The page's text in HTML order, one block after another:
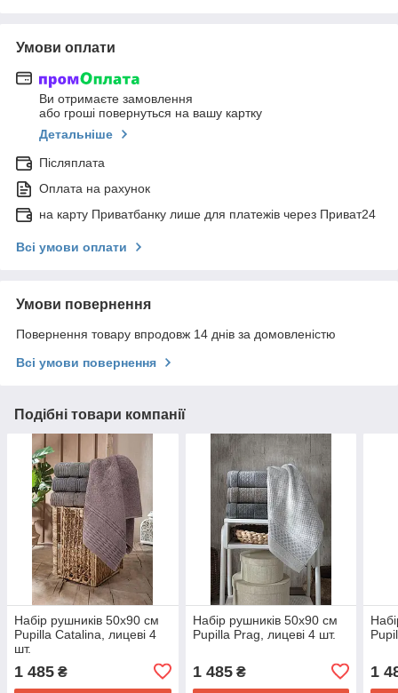
Умови оплати
Ви отримаєте замовлення
або гроші повернуться на вашу картку
Детальніше
Післяплата
Оплата на рахунок
на карту Приватбанку лише для платежів через Приват24
Всі умови оплати
Умови повернення
Повернення товару впродовж 14 днів за домовленістю
Всі умови повернення
Подібні товари компанії
Набір рушників 50х90 см
Pupilla Catalina, лицеві 4
шт.
1 485 ₴
Набір рушників 50х90 см
Pupilla Prag, лицеві 4 шт.
1 485₴ 1